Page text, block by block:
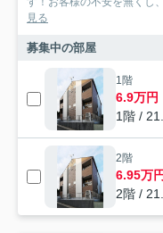
見る
募集中の部屋
1階
6.9万円
1階 /
2階
6.95万円
2階 /